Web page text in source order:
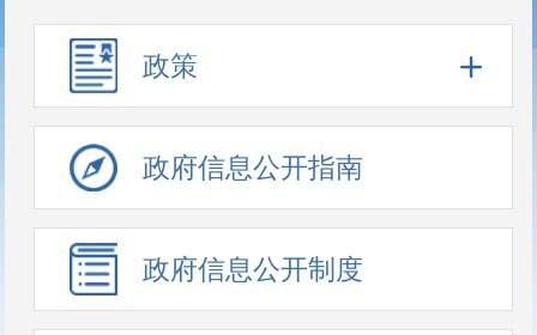
政策
政府信息公开指南
政府信息公开制度